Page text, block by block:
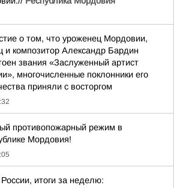
о том, что уроженец Мордовии,
и композитор Александр Бардин
звания «Заслуженный артист
многочисленные поклонники его
приняли с восторгом
противопожарный режим в
Мордовия!
итоги за неделю: